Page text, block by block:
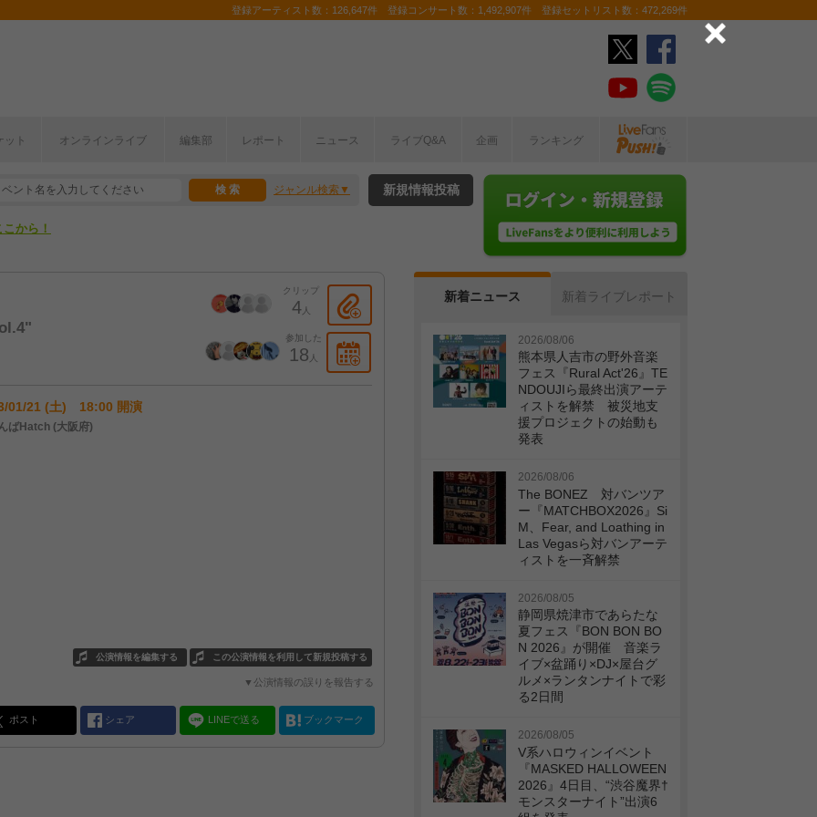
登録アーティスト数：126,647件 登録コンサート数：1,492,907件 登録セットリスト数：472,269件
ット オンラインライブ 編集部 レポート ニュース ライブQ&A 企画 ランキング
ジャンル検索
半期編発表！
から！
新規情報投稿
クリップ
4人
参加した
18 人
01/21 (土) 18:00 開演
ばHatch (大阪府)
この公演情報を利用して新規投稿する
公演情報を編集する
▼公演情報の誤りを報告する
ポスト シェア LINEで送る ブックマーク
新着ニュース 新着ライブレポート
2026/08/06
熊本県人吉市の野外音楽
フェス『Rural Act'26』TE
NDOUJIら最終出演アーテ
ィストを解禁 被災地支
援プロジェクトの始動も
発表
2026/08/06
The BONEZ 対バンツア
ー『MATCHBOX2026』Si
M、Fear, and Loathing in
Las Vegasら対バンアーテ
ィストを一斉解禁
2026/08/05
静岡県焼津市であらたな
夏フェス『BON BON BO
N 2026』が開催 音楽ラ
イブ×盆踊り×DJ×屋台グ
ルメ×ランタンナイトで彩
る2日間
2026/08/05
V系ハロウィンイベント
『MASKED HALLOWEEN
2026』4日目、“渋谷魔界†
モンスターナイト”出演6